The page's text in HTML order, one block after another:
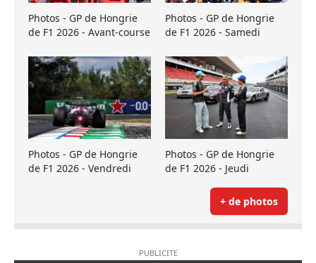
Photos - GP de Hongrie
de F1 2026 - Avant-course
Photos - GP de Hongrie
de F1 2026 - Samedi
Photos - GP de Hongrie
de F1 2026 - Vendredi
Photos - GP de Hongrie
de F1 2026 - Jeudi
+ de photos